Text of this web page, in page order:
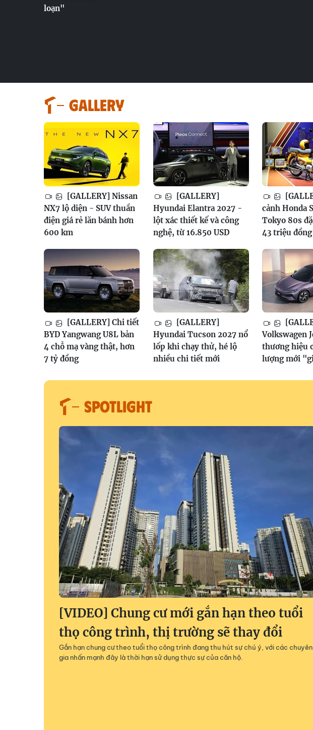
loạn"
GALLERY
[GALLERY] Nissan
NX7 lộ diện - SUV thuần
điện giá rẻ lăn bánh hơn
600 km
[GALLERY]
Hyundai Elantra 2027 -
lột xác thiết kế và công
nghệ, từ 16.850 USD
cảnh Honda
Tokyo 80s
43 triệu đồng
[GALLERY] Chi tiết
BYD Yangwang U8L bản
4 chỗ mạ vàng thật, hơn
7 tỷ đồng
[GALLERY]
Hyundai Tucson 2027 nổ
lốp khi chạy thử, hé lộ
nhiều chi tiết mới
Volkswagen
thương hiệu
lượng mới
SPOTLIGHT
[VIDEO] Chung cư mới gắn hạn theo tuổi
thọ công trình, thị trường sẽ thay đổi
Gắn hạn chung cư theo tuổi thọ công trình đang thu hút sự chú ý, với các chuyên
gia nhấn mạnh đây là thời hạn sử dụng thực sự của căn hộ.